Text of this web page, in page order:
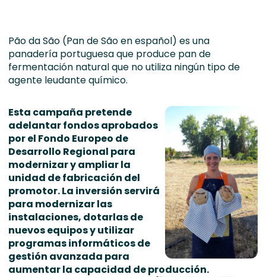
Pão da São (Pan de São en español) es una
panadería portuguesa que produce pan de
fermentación natural que no utiliza ningún tipo de
agente leudante químico.
Esta campaña pretende
adelantar fondos aprobados
por el Fondo Europeo de
Desarrollo Regional para
modernizar y ampliar la
unidad de fabricación del
promotor. La inversión servirá
para modernizar las
instalaciones, dotarlas de
nuevos equipos y utilizar
programas informáticos de
gestión avanzada para
aumentar la capacidad de producción.